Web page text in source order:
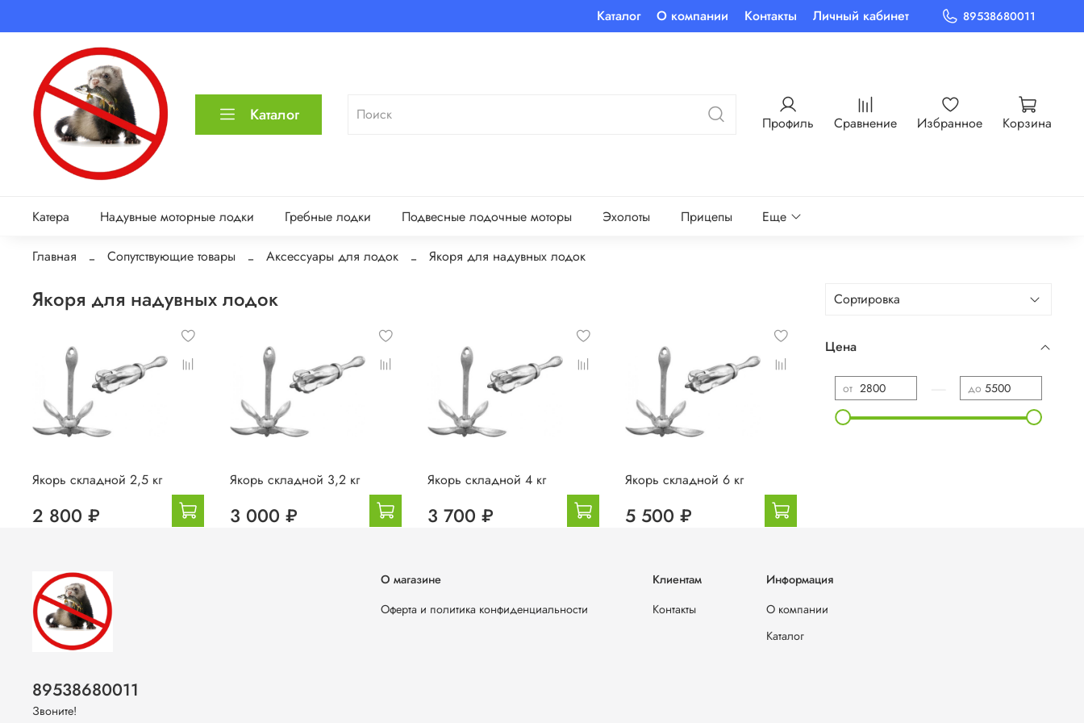
Каталог О компании Контакты Личный кабинет 89538680011
Каталог Профиль Сравнение Избранное Корзина
Катера Надувные моторные лодки Гребные лодки Подвесные лодочные моторы Эхолоты Прицепы Еще
Главная Сопутствующие товары Аксессуары для лодок Якоря для надувных лодок
Якоря для надувных лодок
Якорь складной 2,5 кг
2 800 ₽
Якорь складной 3,2 кг
3 000 ₽
Якорь складной 4 кг
3 700 ₽
Якорь складной 6 кг
5 500 ₽
Цена
от до
О магазине
Оферта и политика конфиденциальности
Клиентам
Контакты
Информация
О компании
Каталог
89538680011
Звоните!